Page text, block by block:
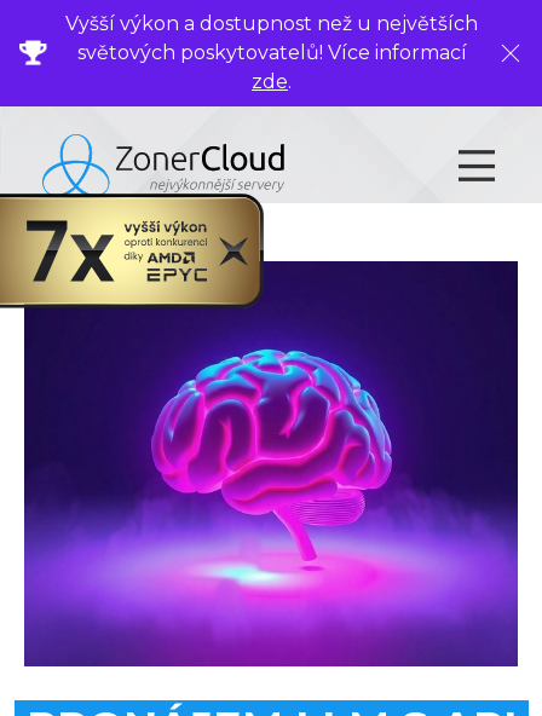
Vyšší výkon a dostupnost než u největších
světových poskytovatelů! Více informací
zde.